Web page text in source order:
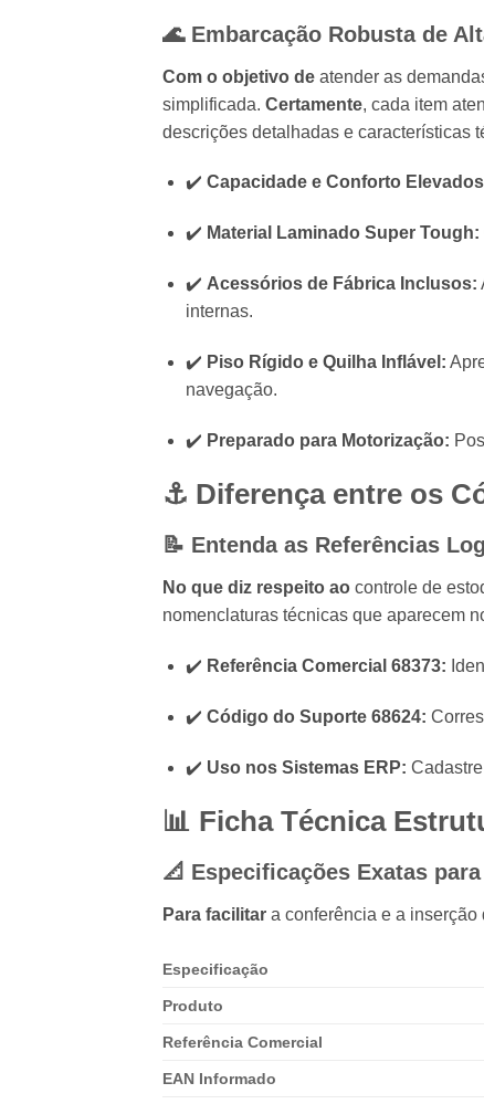
🌊 Embarcação Robusta de
Com o objetivo de atender as
simplificada. Certamente, cada item
descrições detalhadas e características
✔️ Capacidade e Conforto
✔️ Material Laminado Super Tough:
✔️ Acessórios de Fábrica Inclusos:
internas.
✔️ Piso Rígido e Quilha Inflável:
navegação.
✔️ Preparado para Motorização:
⚓ Diferença entre os
📝 Entenda as Referências
No que diz respeito ao controle de
nomenclaturas técnicas que aparecem
✔️ Referência Comercial 68373:
✔️ Código do Suporte 68624:
✔️ Uso nos Sistemas ERP:
📊 Ficha Técnica
📐 Especificações Exatas
Para facilitar a conferência e a
Especificação
Produto
Referência Comercial
EAN Informado